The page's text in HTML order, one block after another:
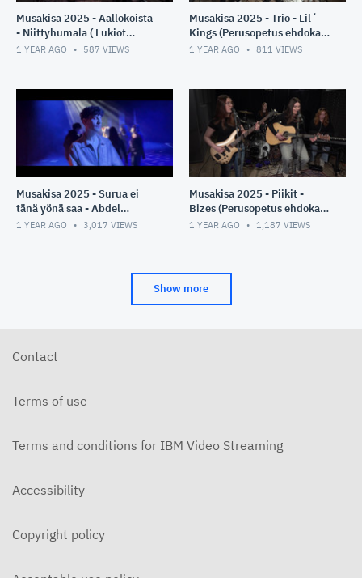
Musakisa 2025 - Aallokoista
- Niittyhumala ( Lukiot
ehdokas 11)
1 YEAR AGO 587 VIEWS
Musakisa 2025 - Trio - Lil´
Kings (Perusopetus ehdokas
3)
1 YEAR AGO 811 VIEWS
Musakisa 2025 - Surua ei
tänä yönä saa - Abdel
Creates Lumielle (
1 YEAR AGO 3,017 VIEWS
Musakisa 2025 - Piikit -
Bizes (Perusopetus ehdokas
1)
1 YEAR AGO 1,187 VIEWS
Show more
Contact
Terms of use
Terms and conditions for IBM Video Streaming
Accessibility
Copyright policy